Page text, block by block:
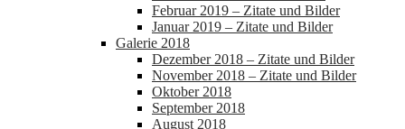
Februar 2019 – Zitate und Bilder
Januar 2019 – Zitate und Bilder
Galerie 2018
Dezember 2018 – Zitate und Bilder
November 2018 – Zitate und Bilder
Oktober 2018
September 2018
August 2018